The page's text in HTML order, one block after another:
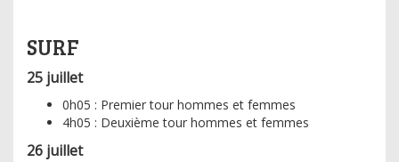
SURF
25 juillet
0h05 : Premier tour hommes et femmes
4h05 : Deuxième tour hommes et femmes
26 juillet